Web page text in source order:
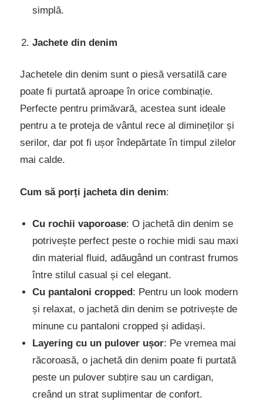
simplă.
Jachete din denim
Jachetele din denim sunt o piesă versatilă care
poate fi purtată aproape în orice combinație.
Perfecte pentru primăvară, acestea sunt ideale
pentru a te proteja de vântul rece al dimineților și
serilor, dar pot fi ușor îndepărtate în timpul zilelor
mai calde.
Cum să porți jacheta din denim:
Cu rochii vaporoase: O jachetă din denim se
potrivește perfect peste o rochie midi sau maxi
din material fluid, adăugând un contrast frumos
între stilul casual și cel elegant.
Cu pantaloni cropped : Pentru un look modern
și relaxat, o jachetă din denim se potrivește de
minune cu pantaloni cropped și adidași.
Layering cu un pulover ușor: Pe vremea mai
răcoroasă, o jachetă din denim poate fi purtată
peste un pulover subțire sau un cardigan,
creând un strat suplimentar de confort.